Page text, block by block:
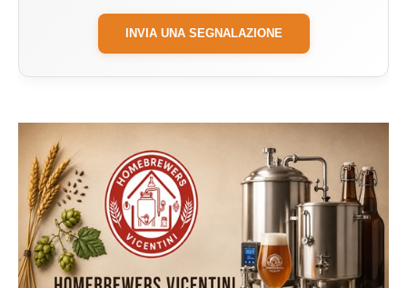
INVIA UNA SEGNALAZIONE